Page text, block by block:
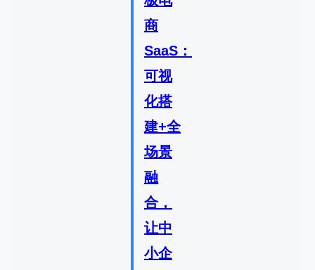
商
SaaS：
可视
化搭
建+全
场景
融
合，
让中
小企